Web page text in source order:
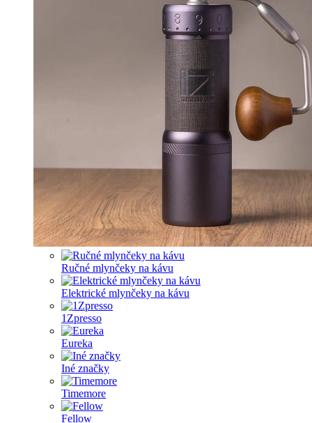
Ručné mlynčeky na kávu
Elektrické mlynčeky na kávu
1Zpresso
Eureka
Iné značky
Timemore
Fellow